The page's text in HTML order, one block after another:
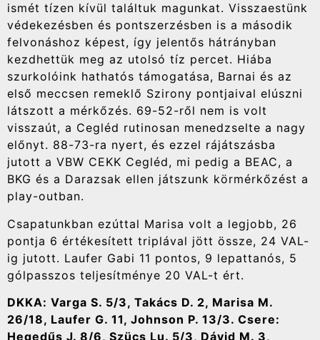
ismét tízen kívül találtuk magunkat. Visszaestünk
védekezésben és pontszerzésben is a második
felvonáshoz képest, így jelentős hátrányban
kezdhettük meg az utolsó tíz percet. Hiába
szurkolóink hathatós támogatása, Barnai és az
első meccsen remeklő Szirony pontjaival elúszni
látszott a mérkőzés. 69-52-ről nem is volt
visszaút, a Cegléd rutinosan menedzselte a nagy
előnyt. 88-73-ra nyert, és ezzel rájátszásba
jutott a VBW CEKK Cegléd, mi pedig a BEAC, a
BKG és a Darazsak ellen játszunk körmérkőzést a
play-outban.
Csapatunkban ezúttal Marisa volt a legjobb, 26
pontja 6 értékesített triplával jött össze, 24 VAL-
ig jutott. Laufer Gabi 11 pontos, 9 lepattanós, 5
gólpasszos teljesítménye 20 VAL-t ért.
DKKA: Varga S. 5/3, Takács D. 2, Marisa M.
26/18, Laufer G. 11, Johnson P. 13/3. Csere:
Hegedűs J. 8/6, Szücs Lu. 5/3, Dávid M. 3,